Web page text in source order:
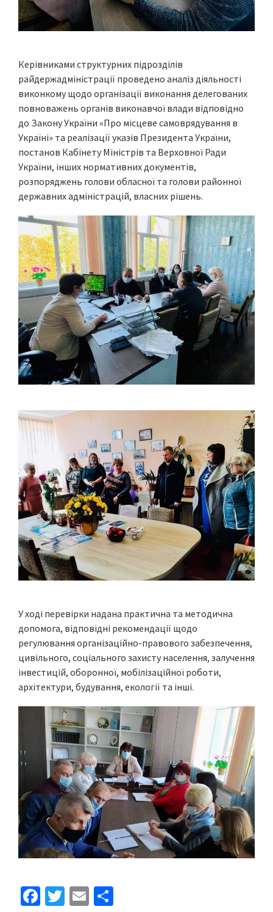
Керівниками структурних підрозділів
райдержадміністрації проведено аналіз діяльності
виконкому щодо організації виконання делегованих
повноважень органів виконавчої влади відповідно
до Закону України «Про місцеве самоврядування в
Україні» та реалізації указів Президента України,
постанов Кабінету Міністрів та Верховної Ради
України, інших нормативних документів,
розпоряджень голови обласної та голови районної
державних адміністрацій, власних рішень.
У ході перевірки надана практична та методична
допомога, відповідні рекомендації щодо
регулювання організаційно-правового забезпечення,
цивільного, соціального захисту населення, залучення
інвестицій, оборонної, мобілізаційної роботи,
архітектури, будування, екології та інші.
Fa T
E